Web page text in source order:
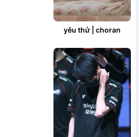
yêu thử | choran